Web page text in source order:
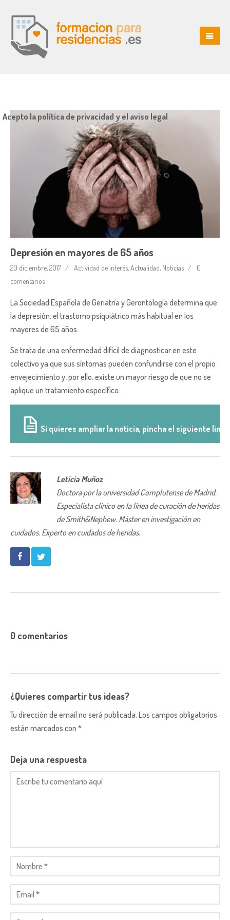
Depresión en mayores de 65 años
20 diciembre, 2017 Actividad de interés,Actualidad, Noticias
0
comentarios
La Sociedad Española de Geriatría y Gerontología determina que
la depresión, el trastorno psiquiátrico más habitual en los
mayores de 65 años.
Se trata de una enfermedad difícil de diagnosticar en este
colectivo ya que sus síntomas pueden confundirse con el propio
envejecimiento y, por ello, existe un mayor riesgo de que no se
aplique un tratamiento específico.
Si quieres ampliar la noticia, pincha el siguiente link:
Leticia Muñoz
Doctora por la universidad Complutense de Madrid.
Especialista clínico en la línea de curación de heridas
de Smith&Nephew. Máster en investigación en
cuidados. Experto en cuidados de heridas.
0 comentarios
¿Quieres compartir tus ideas?
Tu dirección de email no será publicada. Los campos obligatorios
están marcados con *
Deja una respuesta
Acepto la política de privacidad y el aviso legal